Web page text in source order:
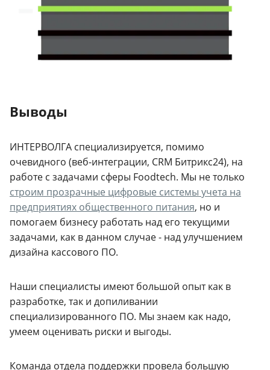
Выводы
ИНТЕРВОЛГА специализируется, помимо
очевидного (веб-интеграции, CRM Битрикс24), на
работе с задачами сферы Foodtech. Мы не только
строим прозрачные цифровые системы учета на
предприятиях общественного питания, но и
помогаем бизнесу работать над его текущими
задачами, как в данном случае - над улучшением
дизайна кассового ПО.
Наши специалисты имеют большой опыт как в
разработке, так и допиливании
специализированного ПО. Мы знаем как надо,
умеем оценивать риски и выгоды.
Команда отдела поддержки провела большую